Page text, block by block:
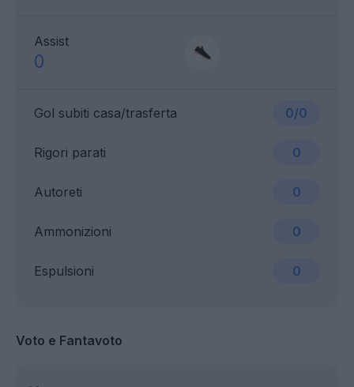
Assist
0
Gol subiti casa/trasferta 0/0
Ammonizioni 0
Rigori parati 0
Espulsioni 0
Autoreti 0
Voto e Fantavoto